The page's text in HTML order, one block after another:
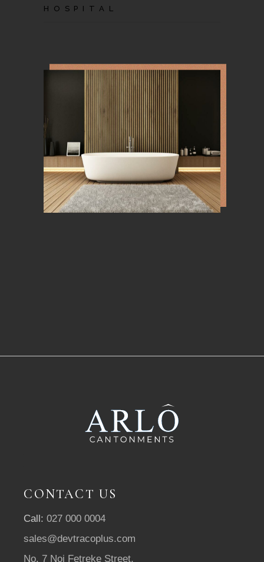
HOSPITAL
CONTACT US
Call:027 000 0004
sales@devtracoplus.com
No. 7 Noi Fetreke Street,